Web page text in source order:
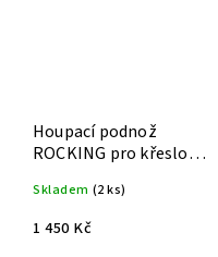
Houpací podnož
ROCKING pro křeslo
Skladem (2 ks)
1 450 Kč